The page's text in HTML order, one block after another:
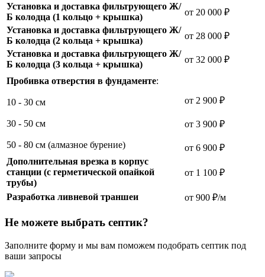
Установка и доставка фильтрующего Ж/
Б колодца (1 кольцо + крышка)
от 20 000 ₽
Установка и доставка фильтрующего Ж/
Б колодца (2 кольца + крышка)
от 28 000 ₽
Установка и доставка фильтрующего Ж/
Б колодца (3 кольца + крышка)
от 32 000 ₽
Пробивка отверстия в фундаменте:
10 - 30 см
30 - 50 см
50 - 80 см (алмазное бурение)
от 2 900 ₽
от 3 900 ₽
от 6 900 ₽
Дополнительная врезка в корпус
станции (с герметической опайкой
трубы)
от 1 100 ₽
Разработка ливневой траншеи от 900 ₽/м
Не можете выбрать септик?
Заполните форму и мы вам поможем подобрать септик под
ваши запросы